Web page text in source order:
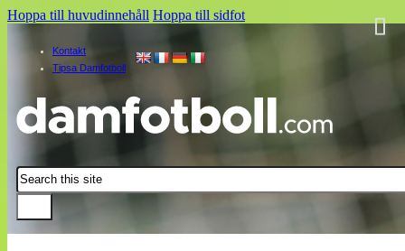
Hoppa till huvudinnehåll Hoppa till sidfot
Kontakt
Tipsa Damfotboll
Sök